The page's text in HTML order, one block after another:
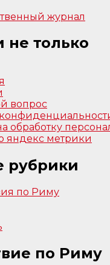
не только
вопрос
обработку
яндекс метрики
рубрики
по Риму
по Риму